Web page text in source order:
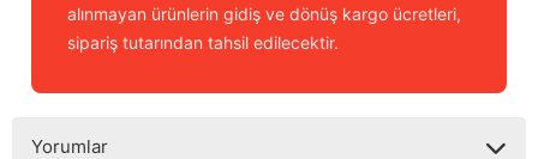
alınmayan ürünlerin gidiş ve dönüş kargo ücretleri,
sipariş tutarından tahsil edilecektir.
Yorumlar